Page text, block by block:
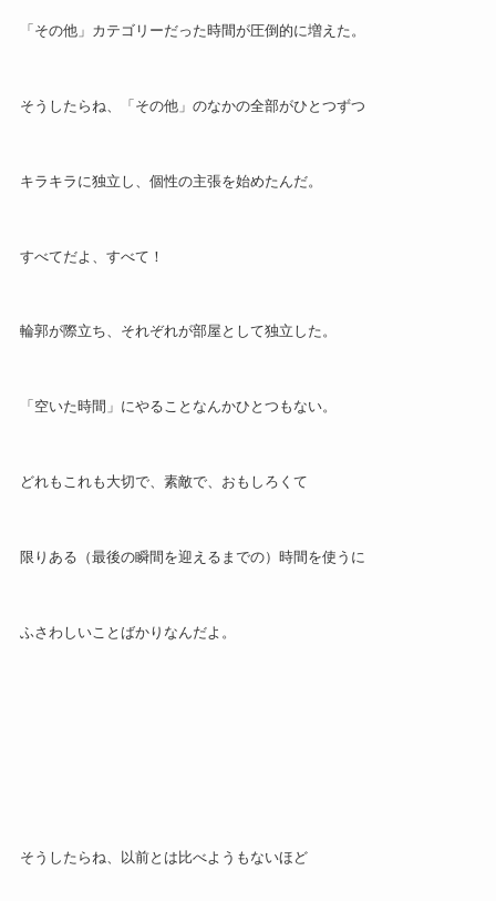
「その他」カテゴリーだった時間が圧倒的に増えた。
そうしたらね、「その他」のなかの全部がひとつずつ
キラキラに独立し、個性の主張を始めたんだ。
すべてだよ、すべて！
輪郭が際立ち、それぞれが部屋として独立した。
「空いた時間」にやることなんかひとつもない。
どれもこれも大切で、素敵で、おもしろくて
限りある（最後の瞬間を迎えるまでの）時間を使うに
ふさわしいことばかりなんだよ。
そうしたらね、以前とは比べようもないほど